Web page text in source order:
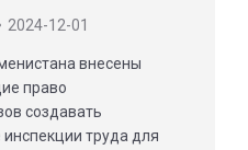
2024-12-01
внесены
право
создавать
труда для